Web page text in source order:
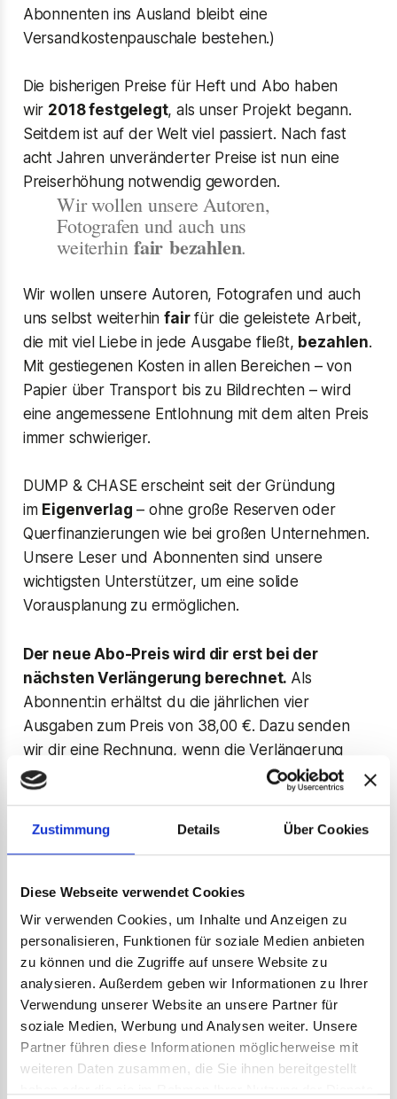
Zustimmung Details Über Cookies
Diese Webseite verwendet Cookies
Wir verwenden Cookies, um Inhalte und Anzeigen zu
personalisieren, Funktionen für soziale Medien anbieten
zu können und die Zugriffe auf unsere Website zu
analysieren. Außerdem geben wir Informationen zu Ihrer
Verwendung unserer Website an unsere Partner für
soziale Medien, Werbung und Analysen weiter. Unsere
Partner führen diese Informationen möglicherweise mit
weiteren Daten zusammen, die Sie ihnen bereitgestellt
Abonnenten ins Ausland bleibt eine
Versandkostenpauschale bestehen.)
Die bisherigen Preise für Heft und Abo haben
wir 2018 festgelegt, als unser Projekt begann.
Seitdem ist auf der Welt viel passiert. Nach fast
acht Jahren unveränderter Preise ist nun eine
Preiserhöhung notwendig geworden.
Wir wollen unsere Autoren,
Fotografen und auch uns
weiterhin fair bezahlen.
Wir wollen unsere Autoren, Fotografen und auch
uns selbst weiterhinfairfür die geleistete Arbeit,
die mit viel Liebe in jede Ausgabe fließt, bezahlen.
Mit gestiegenen Kosten in allen Bereichen – von
Papier über Transport bis zu Bildrechten – wird
eine angemessene Entlohnung mit dem alten Preis
immer schwieriger.
DUMP & CHASE erscheint seit der Gründung
im Eigenverlag – ohne große Reserven oder
Querfinanzierungen wie bei großen Unternehmen.
Unsere Leser und Abonnenten sind unsere
wichtigsten Unterstützer, um eine solide
Vorausplanung zu ermöglichen.
Der neue Abo-Preis wird dir erst bei der
nächsten Verlängerung berechnet. Als
Abonnent:in erhältst du die jährlichen vier
Ausgaben zum Preis von 38,00 €. Dazu senden
wir dir eine Rechnung, wenn die Verlängerung
ansteht. Über
kannst du eine
komfortable Abbuchung per SEPA oder
Kreditkarte einrichten.
Eishockey-Journalismus und hast dabei
folgendeVorteile:
Immer ohne Versandkosten (in Deutschland)
Pünktlich zum Erscheinungstermin bei dir im
Briefkasten
über 100 Seiten Eishockey-Geschichten in
jeder Ausgabe